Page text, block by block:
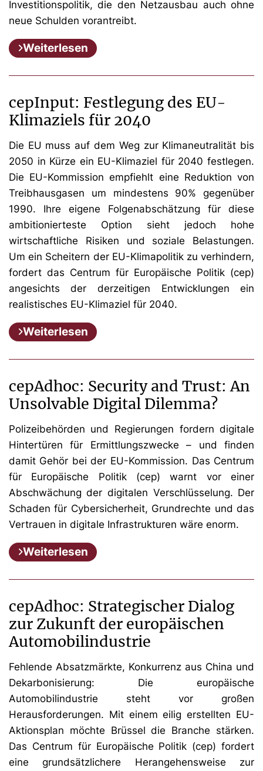
Investitionspolitik, die den Netzausbau auch ohne
neue Schulden vorantreibt.
Weiterlesen
cepInput: Festlegung des EU-
Klimaziels für 2040
Die EU muss auf dem Weg zur Klimaneutralität bis
2050 in Kürze ein EU-Klimaziel für 2040 festlegen.
Die EU-Kommission empfiehlt eine Reduktion von
Treibhausgasen um mindestens 90% gegenüber
1990. Ihre eigene Folgenabschätzung für diese
ambitionierteste Option sieht jedoch hohe
wirtschaftliche Risiken und soziale Belastungen.
Um ein Scheitern der EU-Klimapolitik zu verhindern,
fordert das Centrum für Europäische Politik (cep)
angesichts der derzeitigen Entwicklungen ein
realistisches EU-Klimaziel für 2040.
Weiterlesen
cepAdhoc: Security and Trust: An
Unsolvable Digital Dilemma?
Polizeibehörden und Regierungen fordern digitale
Hintertüren für Ermittlungszwecke – und finden
damit Gehör bei der EU-Kommission. Das Centrum
für Europäische Politik (cep) warnt vor einer
Abschwächung der digitalen Verschlüsselung. Der
Schaden für Cybersicherheit, Grundrechte und das
Vertrauen in digitale Infrastrukturen wäre enorm.
Weiterlesen
cepAdhoc: Strategischer Dialog
zur Zukunft der europäischen
Automobilindustrie
Fehlende Absatzmärkte, Konkurrenz aus China und
Dekarbonisierung: Die europäische
Automobilindustrie steht vor großen
Herausforderungen. Mit einem eilig erstellten EU-
Aktionsplan möchte Brüssel die Branche stärken.
Das Centrum für Europäische Politik (cep) fordert
eine grundsätzlichere Herangehensweise zur